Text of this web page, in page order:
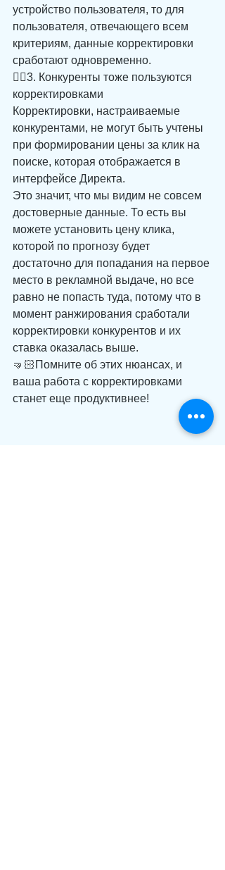
устройство пользователя, то для
пользователя, отвечающего всем
критериям, данные корректировки
сработают одновременно.
☝🏻3. Конкуренты тоже пользуются
корректировками
Корректировки, настраиваемые
конкурентами, не могут быть учтены
при формировании цены за клик на
поиске, которая отображается в
интерфейсе Директа.
Это значит, что мы видим не совсем
достоверные данные. То есть вы
можете установить цену клика,
которой по прогнозу будет
достаточно для попадания на первое
место в рекламной выдаче, но все
равно не попасть туда, потому что в
момент ранжирования сработали
корректировки конкурентов и их
ставка оказалась выше.
🤜🏻Помните об этих нюансах, и
ваша работа с корректировками
станет еще продуктивнее!